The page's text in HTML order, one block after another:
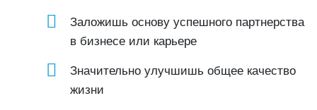
Заложишь основу успешного партнерства
в бизнесе или карьере
Значительно улучшишь общее качество
жизни